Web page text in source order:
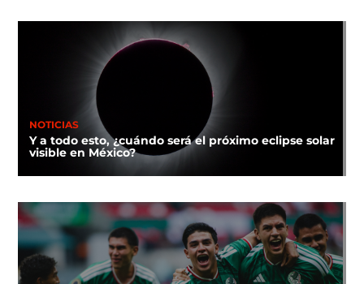
NOTICIAS
Y a todo esto, ¿cuándo será el próximo eclipse solar
visible en México?